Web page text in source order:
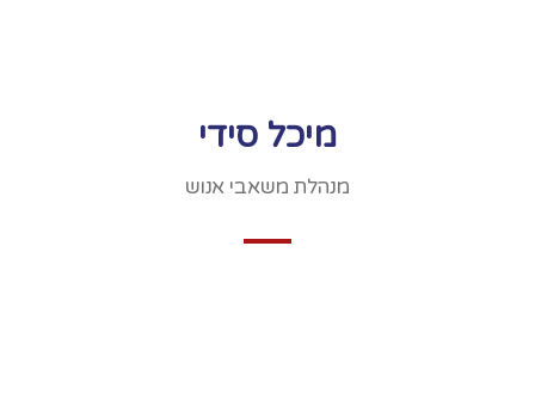
מיכל סידי
מנהלת משאבי אנוש